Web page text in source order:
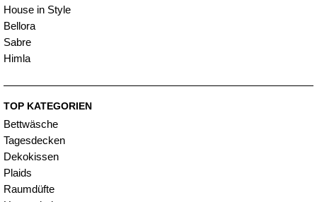
House in Style
Bellora
Sabre
Himla
TOP KATEGORIEN
Bettwäsche
Tagesdecken
Dekokissen
Plaids
Raumdüfte